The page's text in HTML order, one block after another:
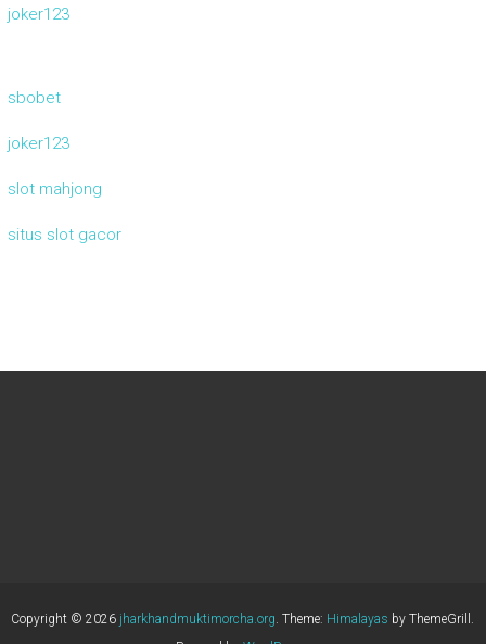
joker123
sbobet
joker123
slot mahjong
situs slot gacor
Copyright © 2026 jharkhandmuktimorcha.org. Theme: Himalayas by ThemeGrill.